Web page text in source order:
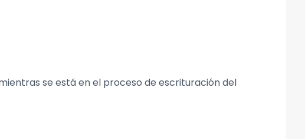
se está en el proceso de escrituración del